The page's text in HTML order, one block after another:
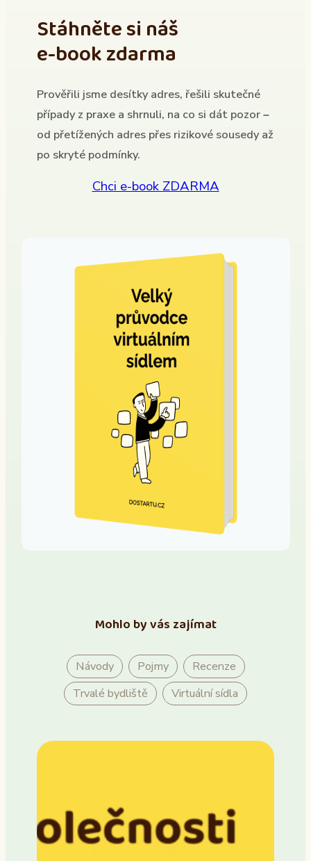
Stáhněte si náš
e-book zdarma
Prověřili jsme desítky adres, řešili skutečné
případy z praxe a shrnuli, na co si dát pozor –
od přetížených adres přes rizikové sousedy až
po skryté podmínky.
Chci e-book ZDARMA
Mohlo by vás zajímat
Návody Pojmy
Recenze
Trvalé bydliště
Virtuální sídla